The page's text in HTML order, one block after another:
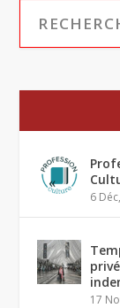
6
17